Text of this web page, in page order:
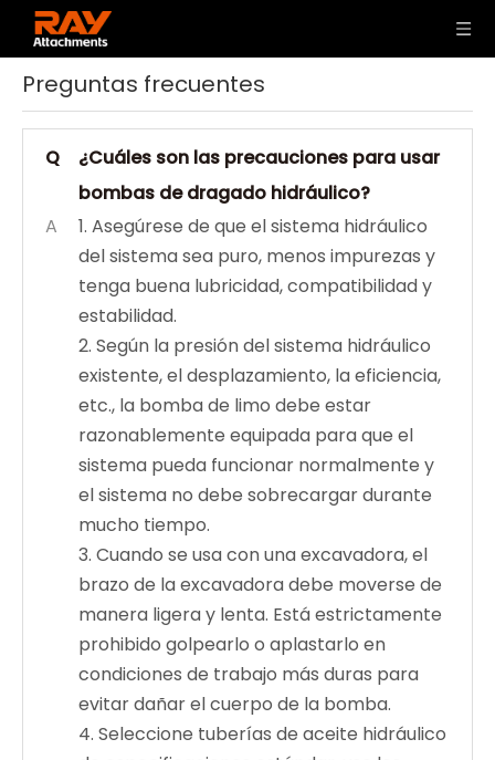
Preguntas frecuentes
Q
¿Cuáles son las precauciones para usar
bombas de dragado hidráulico?
A
1. Asegúrese de que el sistema hidráulico
del sistema sea puro, menos impurezas y
tenga buena lubricidad, compatibilidad y
estabilidad.
2. Según la presión del sistema hidráulico
existente, el desplazamiento, la eficiencia,
etc., la bomba de limo debe estar
razonablemente equipada para que el
sistema pueda funcionar normalmente y
el sistema no debe sobrecargar durante
mucho tiempo.
3. Cuando se usa con una excavadora, el
brazo de la excavadora debe moverse de
manera ligera y lenta. Está estrictamente
prohibido golpearlo o aplastarlo en
condiciones de trabajo más duras para
evitar dañar el cuerpo de la bomba.
4. Seleccione tuberías de aceite hidráulico